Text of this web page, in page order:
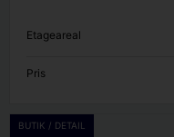
Etageareal
Pris
BUTIK / DETAIL